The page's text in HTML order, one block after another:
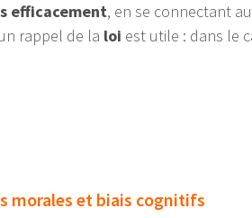
efficacement, en se connectant
rappel de la loi est utile : dans le
morales et biais cognitifs